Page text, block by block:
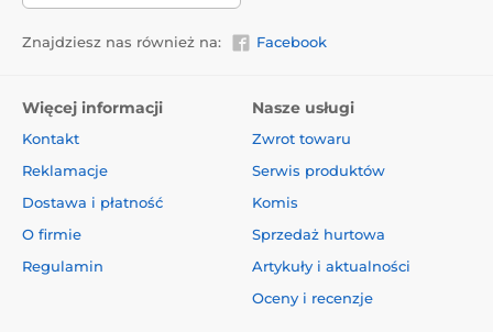
Znajdziesz nas również na: Facebook
Więcej informacji
Kontakt
Reklamacje
Dostawa i płatność
O firmie
Regulamin
Nasze usługi
Zwrot towaru
Serwis produktów
Komis
Sprzedaż hurtowa
Artykuły i aktualności
Oceny i recenzje